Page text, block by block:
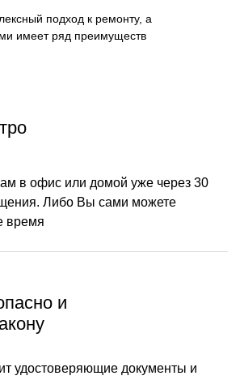
подход к ремонту, а
имеет ряд преимуществ
в офис или домой уже через 30
Либо Вы сами можете
время
и
удостоверяющие документы и